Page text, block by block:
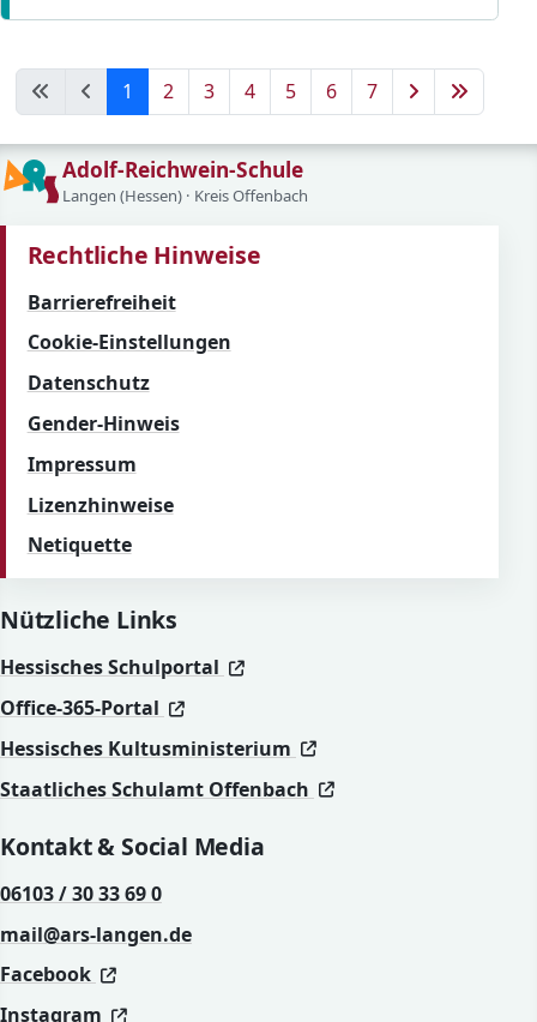
1 2 3 4 5 6 7
Adolf-Reichwein-Schule
Langen (Hessen) · Kreis Offenbach
Rechtliche Hinweise
Barrierefreiheit
Cookie-Einstellungen
Datenschutz
Gender-Hinweis
Impressum
Lizenzhinweise
Netiquette
Nützliche Links
Hessisches Schulportal (öffnet in neuem Fenster)
(öffnet in neuem Fenster)
Office-365-Portal
(öffnet in neuem Fenster)
(öffnet in neuem Fenster)
Hessisches Kultusministerium
(öffnet in neuem
(öffnet in neuem
Staatliches Schulamt Offenbach
(öffnet in neuem
(öffnet in neuem
Kontakt & Social Media
06103 / 30 33 69 0
mail@ars-langen.de
Facebook
(öffnet in neuem Fenster)
(öffnet in neuem Fenster)
Instagram
(öffnet in neuem Fenster)
(öffnet in neuem Fenster)